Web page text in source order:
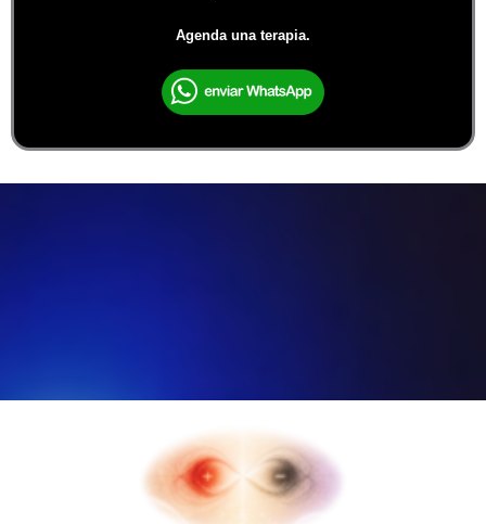
Agenda una terapia.